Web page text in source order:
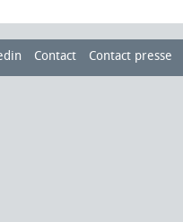
Contact Contact presse